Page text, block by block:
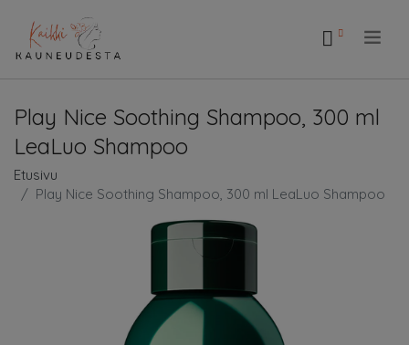
Play Nice Soothing Shampoo, 300 ml
LeaLuo Shampoo
Etusivu
Play Nice Soothing Shampoo, 300 ml LeaLuo Shampoo